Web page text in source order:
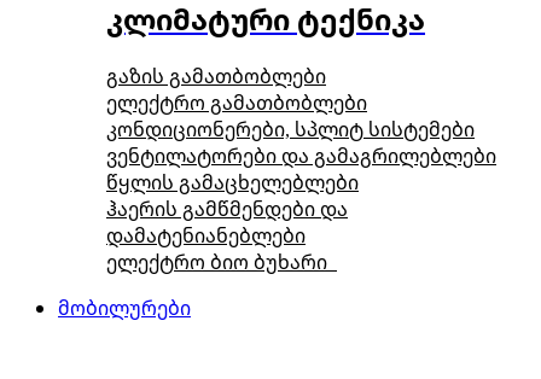
კლიმატური ტექნიკა
გაზის გამათბობლები
ელექტრო გამათბობლები
კონდიციონერები, სპლიტ სისტემები
ვენტილატორები და გამაგრილებლები
წყლის გამაცხელებლები
ჰაერის გამწმენდები და
დამატენიანებლები
ელექტრო ბიო ბუხარი
მობილურები